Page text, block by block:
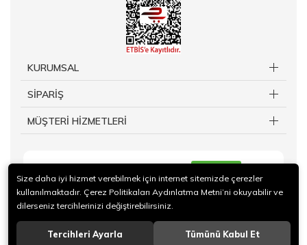
KURUMSAL
SİPARİŞ
MÜŞTERİ HİZMETLERİ
Size daha iyi hizmet verebilmek için internet sitemizde çerezler
kullanılmaktadır. Çerez Politikaları Aydınlatma Metni’ni okuyabilir ve
dilerseniz tercihlerinizi değiştirebilirsiniz.
Tercihleri Ayarla Tümünü Kabul Et